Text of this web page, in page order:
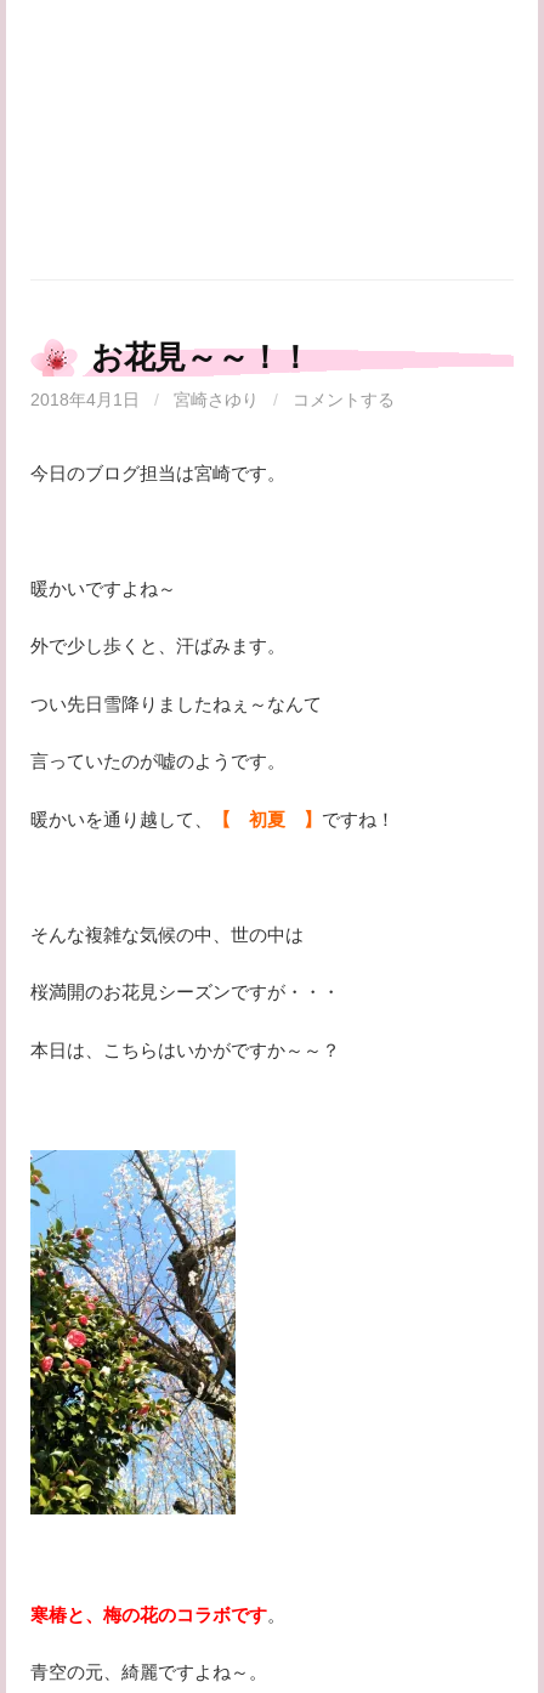
お花見～～！！
2018年4月1日 / 宮崎さゆり / コメントする
今日のブログ担当は宮崎です。
暖かいですよね～
外で少し歩くと、汗ばみます。
つい先日雪降りましたねぇ～なんて
言っていたのが嘘のようです。
暖かいを通り越して、 【 初夏 】 ですね！
そんな複雑な気候の中、世の中は
桜満開のお花見シーズンですが・・・
本日は、こちらはいかがですか～～？
寒椿と、梅の花のコラボです。
青空の元、綺麗ですよね～。